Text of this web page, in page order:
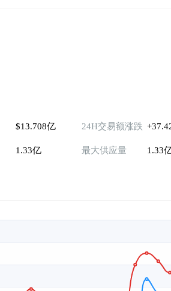
$13.708亿 24H交易额涨跌
1.33亿 最大供应量 1.33